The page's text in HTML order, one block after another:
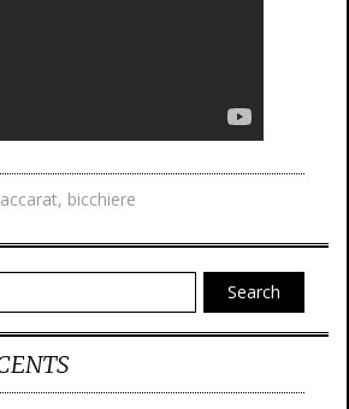
, bicchiere
Search